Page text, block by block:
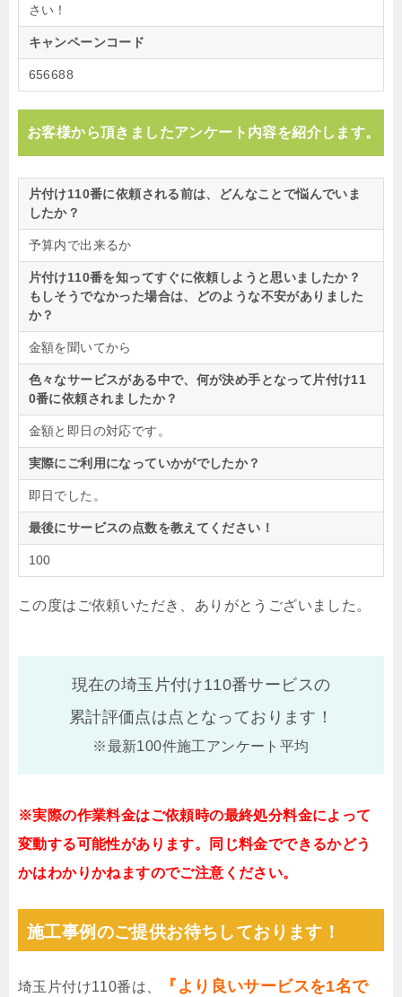
さい！
キャンペーンコード
656688
お客様から頂きましたアンケート内容を紹介します。
片付け110番に依頼される前は、どんなことで悩んでいま
したか？
予算内で出来るか
片付け110番を知ってすぐに依頼しようと思いましたか？
もしそうでなかった場合は、どのような不安がありました
か？
金額を聞いてから
色々なサービスがある中で、何が決め手となって片付け11
0番に依頼されましたか？
金額と即日の対応です。
実際にご利用になっていかがでしたか？
即日でした。
最後にサービスの点数を教えてください！
100
この度はご依頼いただき、ありがとうございました。
現在の埼玉片付け110番サービスの
累計評価点は点となっております！
※最新100件施工アンケート平均
※実際の作業料金はご依頼時の最終処分料金によって
変動する可能性があります。同じ料金でできるかどう
かはわかりかねますのでご注意ください。
施工事例のご提供お待ちしております！
埼玉片付け110番は、
『より良いサービスを1名で